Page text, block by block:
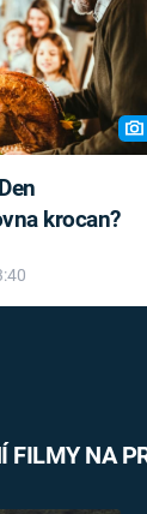
krocan?
FILMY NA